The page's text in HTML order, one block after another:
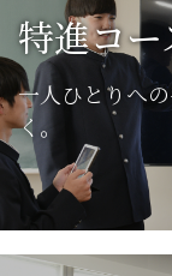
特進コー
一人ひとりへ
く。